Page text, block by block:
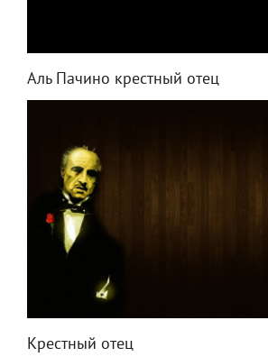
Аль Пачино крестный отец
Крестный отец